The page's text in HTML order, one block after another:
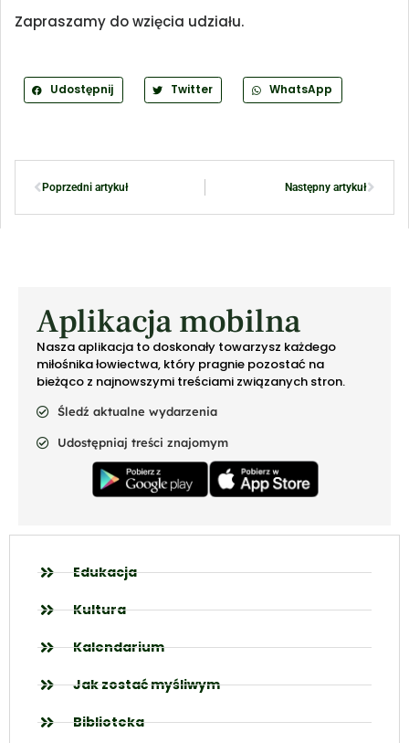
Zapraszamy do wzięcia udziału.
Udostępnij Twitter WhatsApp
Poprzedni artykuł Następny artykuł
Aplikacja mobilna
Nasza aplikacja to doskonały towarzysz każdego
miłośnika łowiectwa, który pragnie pozostać na
bieżąco z najnowszymi treściami związanych stron.
Śledź aktualne wydarzenia
Udostępniaj treści znajomym
Edukacja
Kultura
Kalendarium
Jak zostać myśliwym
Biblioteka